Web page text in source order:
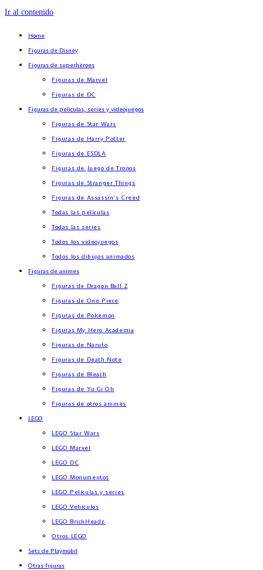
Ir al contenido
Home
Figuras de Disney
Figuras de superhéroes
Figuras de Marvel
Figuras de DC
Figuras de películas, series y videojuegos
Figuras de Star Wars
Figuras de Harry Potter
Figuras de ESDLA
Figuras de Juego de Tronos
Figuras de Stranger Things
Figuras de Assassin’s Creed
Todas las películas
Todas las series
Todos los videojuegos
Todos los dibujos animados
Figuras de animes
Figuras de Dragon Ball Z
Figuras de One Piece
Figuras de Pokemon
Figuras My Hero Academia
Figuras de Naruto
Figuras de Death Note
Figuras de Bleach
Figuras de Yu Gi Oh
Figuras de otros animes
LEGO
LEGO Star Wars
LEGO Marvel
LEGO DC
LEGO Monumentos
LEGO Películas y series
LEGO Vehículos
LEGO BrickHeadz
Otros LEGO
Sets de Playmobil
Otras figuras